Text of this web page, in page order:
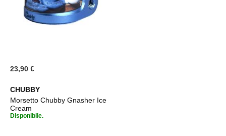
23,90 €
CHUBBY
Morsetto Chubby Gnasher Ice
Cream
Disponibile.